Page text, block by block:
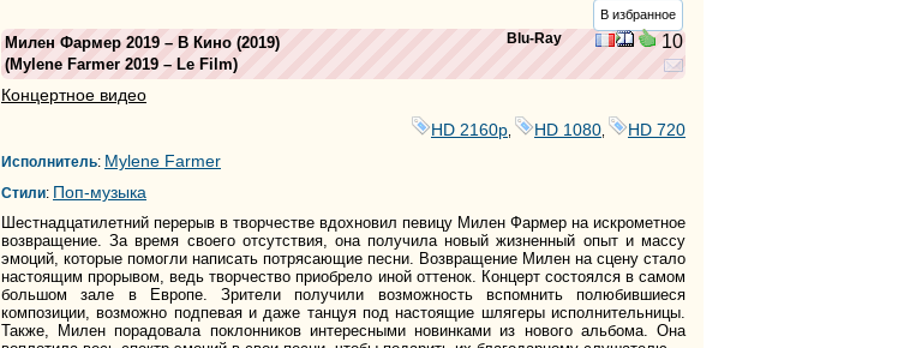
В избранное
Blu-Ray 10
Милен Фармер 2019 – В Кино (2019)
(Mylene Farmer 2019 – Le Film)
Концертное видео
HD 2160р
HD 1080 HD 720
Исполнитель: Mylene Farmer
Стили: Поп-музыка
Шестнадцатилетний перерыв в творчестве вдохновил певицу Милен Фармер на искрометное
возвращение. За время своего отсутствия, она получила новый жизненный опыт и массу
эмоций, которые помогли написать потрясающие песни. Возвращение Милен на сцену стало
настоящим прорывом, ведь творчество приобрело иной оттенок. Концерт состоялся в самом
большом зале в Европе. Зрители получили возможность вспомнить полюбившиеся
композиции, возможно подпевая и даже танцуя под настоящие шлягеры исполнительницы.
Также, Милен порадовала поклонников интересными новинками из нового альбома. Она